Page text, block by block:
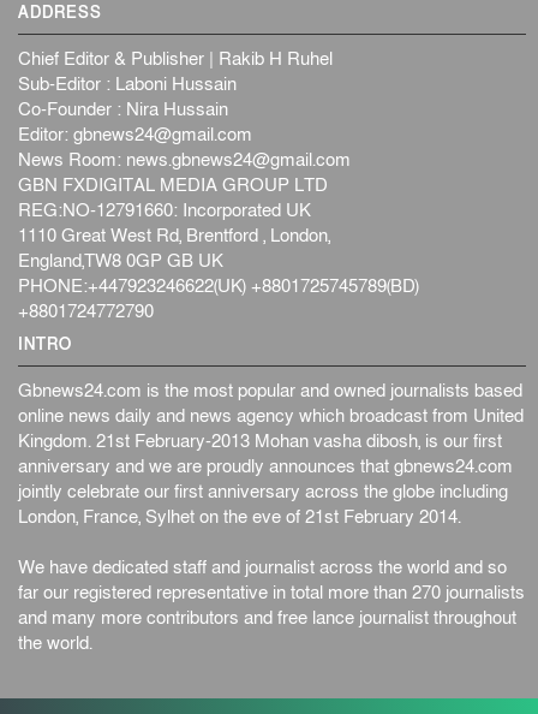
ADDRESS
Chief Editor & Publisher | Rakib H Ruhel
Sub-Editor : Laboni Hussain
Co-Founder : Nira Hussain
Editor: gbnews24@gmail.com
News Room: news.gbnews24@gmail.com
GBN FXDIGITAL MEDIA GROUP LTD
REG:NO-12791660: Incorporated UK
1110 Great West Rd, Brentford , London,
England,TW8 0GP GB UK
PHONE:+447923246622(UK) +8801725745789(BD)
+8801724772790
INTRO
Gbnews24.com is the most popular and owned journalists based
online news daily and news agency which broadcast from United
Kingdom. 21st February-2013 Mohan vasha dibosh, is our first
anniversary and we are proudly announces that gbnews24.com
jointly celebrate our first anniversary across the globe including
London, France, Sylhet on the eve of 21st February 2014.
We have dedicated staff and journalist across the world and so
far our registered representative in total more than 270 journalists
and many more contributors and free lance journalist throughout
the world.